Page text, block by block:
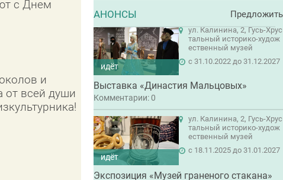
с Днем
и
от всей души
АНОНСЫ Предложить
идёт
ул. Калинина, 2, Гусь-Хрус
тальный историко-худож
ественный музей
c 31.10.2022 до 31.12.2027
Выставка «Династия Мальцовых»
Комментарии: 0
идёт
ул. Калинина, 2, Гусь-Хрус
тальный историко-худож
ественный музей
c 18.11.2025 до 31.01.2027
Экспозиция «Музей граненого стакана»